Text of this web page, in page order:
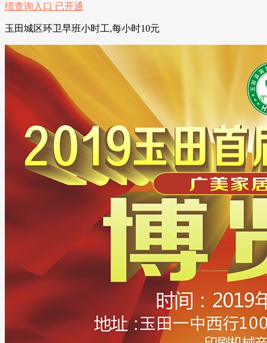
玉田城区环卫早班小时工,每小时10元